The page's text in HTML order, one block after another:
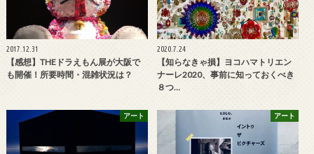
2017.12.31
【感想】THEドラえもん展が大阪で
も開催！所要時間・混雑状況は？
2020.7.24
【知らなきゃ損】ヨコハマトリエン
ナーレ2020、事前に知っておくべき
８つ…
アート アート